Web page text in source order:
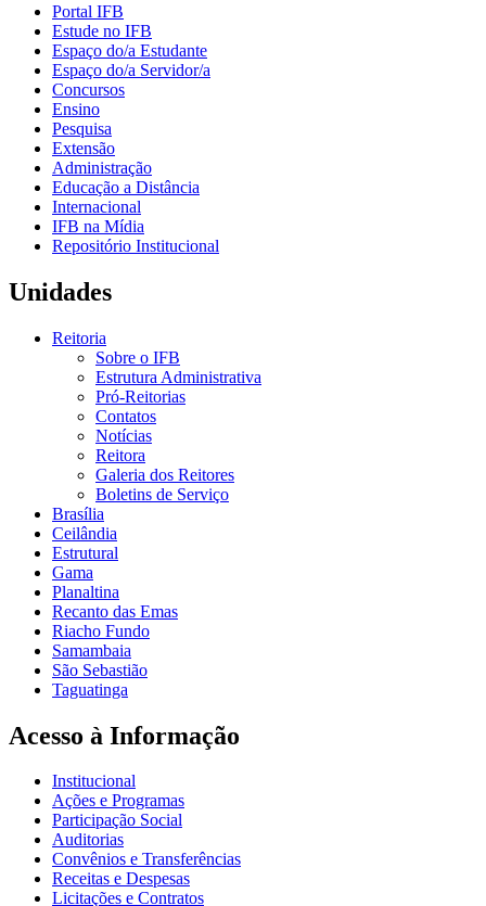
Portal IFB
Estude no IFB
Espaço do/a Estudante
Espaço do/a Servidor/a
Concursos
Ensino
Pesquisa
Extensão
Administração
Educação a Distância
Internacional
IFB na Mídia
Repositório Institucional
Unidades
Reitoria
Sobre o IFB
Estrutura Administrativa
Pró-Reitorias
Contatos
Notícias
Reitora
Galeria dos Reitores
Boletins de Serviço
Brasília
Ceilândia
Estrutural
Gama
Planaltina
Recanto das Emas
Riacho Fundo
Samambaia
São Sebastião
Taguatinga
Acesso à Informação
Institucional
Ações e Programas
Participação Social
Auditorias
Convênios e Transferências
Receitas e Despesas
Licitações e Contratos